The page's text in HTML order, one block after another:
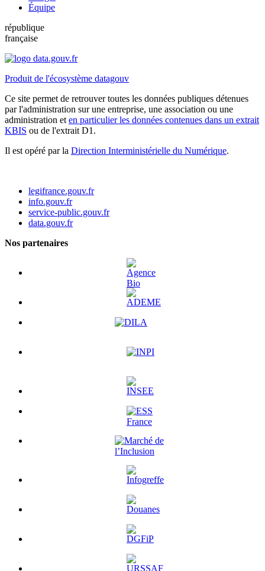
Équipe
république
française
Produit de l'écosystème datagouv
Ce site permet de retrouver toutes les données publiques détenues
par l'administration sur une entreprise, une association ou une
administration et en particulier les données contenues dans un extrait
KBIS ou de l'extrait D1.
Il est opéré par la Direction Interministérielle du Numérique.
legifrance.gouv.fr
info.gouv.fr
service-public.gouv.fr
data.gouv.fr
Nos partenaires